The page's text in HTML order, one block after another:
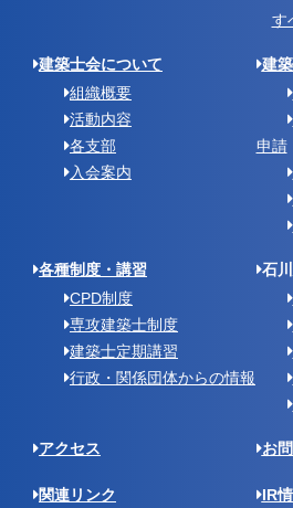
す
建築士会について
組織概要
活動内容
各支部
入会案内
建
申請
各種制度・講習
CPD制度
専攻建築士制度
建築士定期講習
行政・関係団体からの情報
石
アクセス お
関連リンク IR